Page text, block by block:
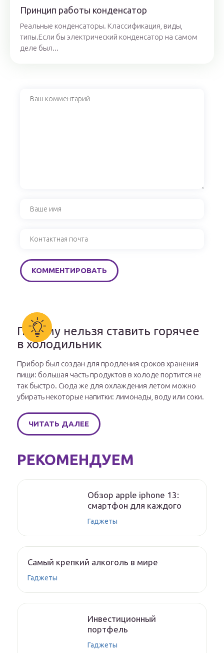
Принцип работы конденсатор
Реальные конденсаторы. Классификация, виды,
типы.Если бы электрический конденсатор на самом
деле был...
Почему нельзя ставить горячее
в холодильник
Прибор был создан для продления сроков хранения
пищи: большая часть продуктов в холоде портится не
так быстро. Сюда же для охлаждения летом можно
убирать некоторые напитки: лимонады, воду или соки.
ЧИТАТЬ ДАЛЕЕ
РЕКОМЕНДУЕМ
Обзор apple iphone 13:
смартфон для каждого
Гаджеты
Самый крепкий алкоголь в мире
Гаджеты
Инвестиционный
портфель
Гаджеты